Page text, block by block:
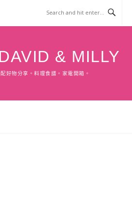
& MILLY
好物分享。料理食譜。家電開箱。